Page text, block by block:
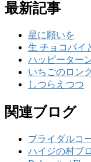
最新記事
星に願いを
生 チョコパイ
ハッピーター
いちごのロン
しつらえつつ
関連ブログ
ブライダルコ
ハイジの村ブ